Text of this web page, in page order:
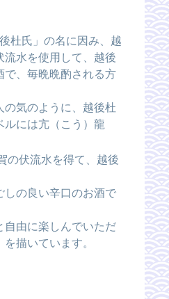
杜氏」の名に因み、越
水を使用して、越後
で、毎晩晩酌される方
気のように、越後杜
ルには亢（こう）龍
の伏流水を得て、越後
しの良い辛口のお酒で
自由に楽しんでいただ
描いています。